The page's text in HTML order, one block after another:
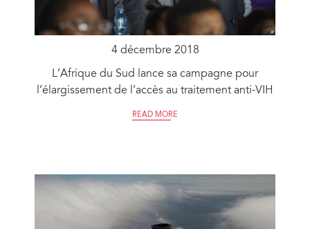
4 décembre 2018
L’Afrique du Sud lance sa campagne pour
l’élargissement de l’accès au traitement anti-VIH
READ MORE